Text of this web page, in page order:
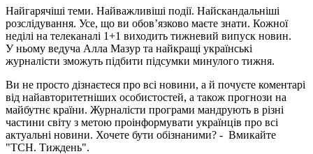
Найгарячіші теми. Найважливіші події. Найскандальніші
розслідування. Усе, що ви обов’язково маєте знати. Кожної
неділі на телеканалі 1+1 виходить тижневий випуск новин.
У ньому ведуча Алла Мазур та найкращі українські
журналісти зможуть підбити підсумки минулого тижня.
Ви не просто дізнаєтеся про всі новини, а й почуєте коментарі
від найавторитетніших особистостей, а також прогнози на
майбутнє країни. Журналісти програми мандрують в різні
частини світу з метою проінформувати українців про всі
актуальні новини. Хочете бути обізнаними? - Вмикайте
"ТСН. Тиждень".